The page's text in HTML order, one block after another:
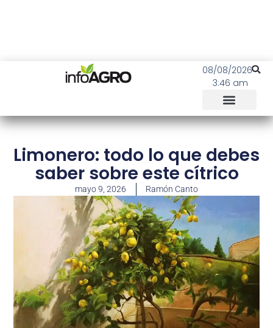
08/08/2026
3:46 am
Limonero: todo lo que debes
saber sobre este cítrico
mayo 9, 2026 Ramón Canto